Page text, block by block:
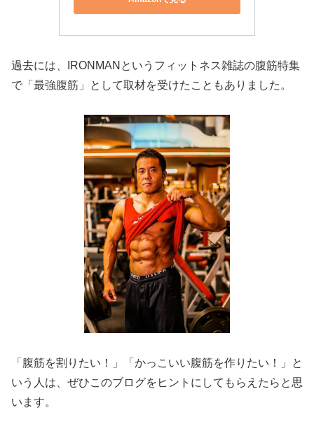
過去には、IRONMANというフィットネス雑誌の腹筋特集
で「最強腹筋」として取材を受けたこともありました。
「腹筋を割りたい！」「かっこいい腹筋を作りたい！」と
いう人は、ぜひこのブログをヒントにしてもらえたらと思
います。